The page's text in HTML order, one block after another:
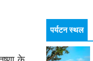
पर्यटन स्थल